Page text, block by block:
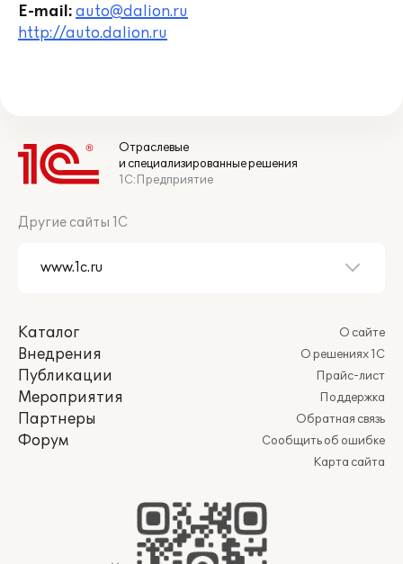
E-mail: auto@dalion.ru
http://auto.dalion.ru
Отраслевые
и специализированные решения
1С:Предприятие
Другие сайты 1С
Каталог
Внедрения
Публикации
Мероприятия
Партнеры
Форум
О сайте
О решениях 1С
Прайс-лист
Поддержка
Обратная связь
Сообщить об ошибке
Карта сайта